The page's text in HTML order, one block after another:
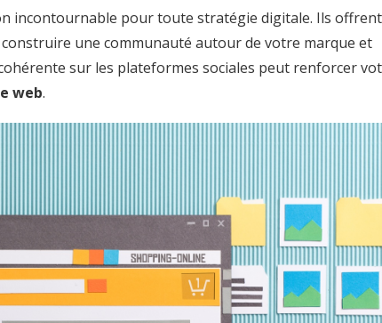
incontournable pour toute stratégie digitale. Ils
une communauté autour de votre marque et
sur les plateformes sociales peut renforcer
web.